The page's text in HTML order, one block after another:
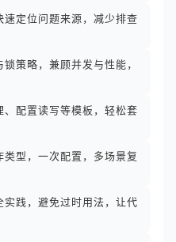
定位问题来源，减少排查
策略，兼顾并发与性能，
配置读写等模板，轻松套
型，一次配置，多场景复
践，避免过时用法，让代